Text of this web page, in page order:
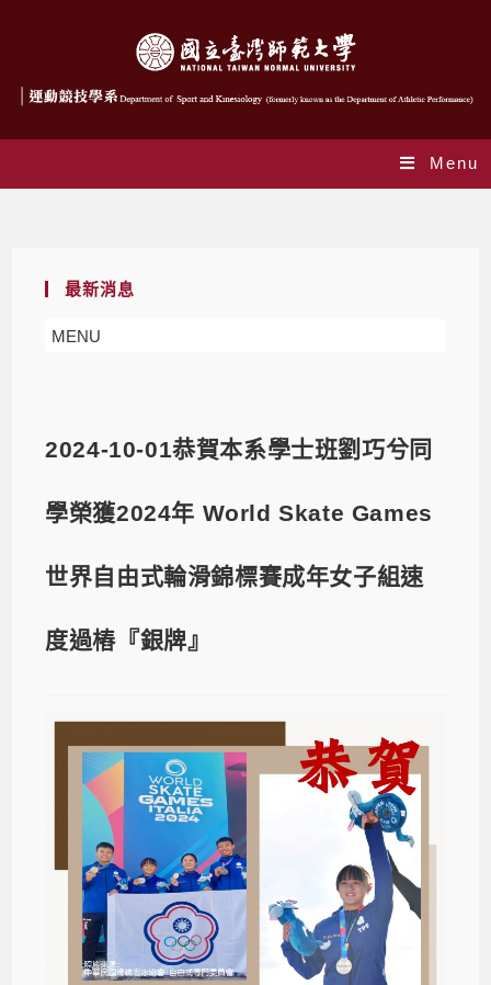
Menu
最新消息
MENU
2024-10-01恭賀本系學士班劉巧兮同
學榮獲2024年 World Skate Games
世界自由式輪滑錦標賽成年女子組速
度過樁『銀牌』